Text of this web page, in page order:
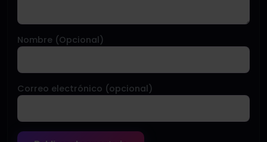
Nombre (Opcional)
Correo electrónico (opcional)